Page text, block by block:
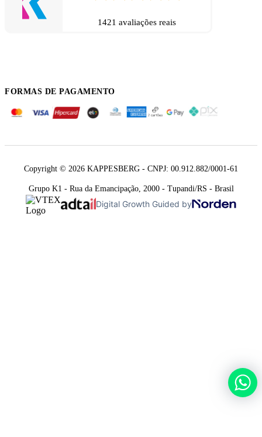
1421 avaliações reais
FORMAS DE PAGAMENTO
Copyright © 2026 KAPPESBERG - CNPJ: 00.912.882/0001-61
Grupo K1 - Rua da Emancipação, 2000 - Tupandi/RS - Brasil
Digital Growth Guided by